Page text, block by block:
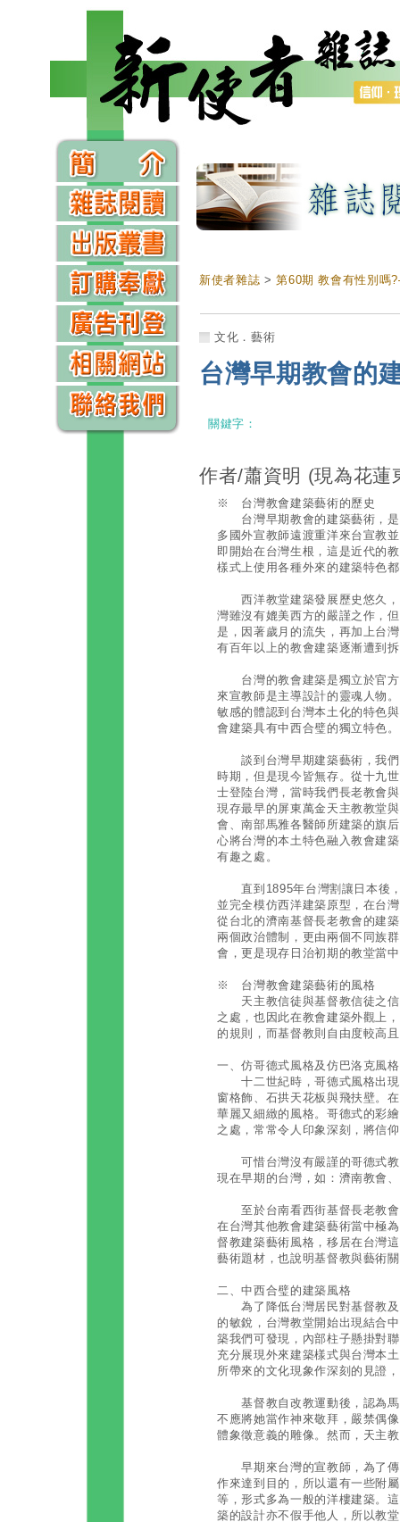
新使者雜誌 >第60期 教會有性別
文化．藝術
台灣早期教會的
關鍵字：
作者/蕭資明 (現為花蓮
※ 台灣教會建築藝術的歷史
台灣早期教會的建築藝術，是
多國外宣教師遠渡重洋來台宣教
即開始在台灣生根，這是近代的
樣式上使用各種外來的建築特色
西洋教堂建築發展歷史悠久，
灣雖沒有媲美西方的嚴謹之作，
是，因著歲月的流失，再加上台
有百年以上的教會建築逐漸遭到
台灣的教會建築是獨立於官方
來宣教師是主導設計的靈魂人物
敏感的體認到台灣本土化的特色
會建築具有中西合璧的獨立特色。
談到台灣早期建築藝術，我們
時期，但是現今皆無存。從十九
士登陸台灣，當時我們長老教會
現存最早的屏東萬金天主教教堂
會、南部馬雅各醫師所建築的旗
心將台灣的本土特色融入教會建
有趣之處。
直到1895年台灣割讓日本後，
並完全模仿西洋建築原型，在台
從台北的濟南基督長老教會的建
兩個政治體制，更由兩個不同族
會，更是現存日治初期的教堂當
※ 台灣教會建築藝術的風格
天主教信徒與基督教信徒之信
之處，也因此在教會建築外觀上
的規則，而基督教則自由度較高
一、仿哥德式風格及仿巴洛克風格
十二世紀時，哥德式風格出現
窗格飾、石拱天花板與飛扶壁。
華麗又細緻的風格。哥德式的彩
之處，常常令人印象深刻，將信
可惜台灣沒有嚴謹的哥德式教
現在早期的台灣，如：濟南教會
至於台南看西街基督長老教會
在台灣其他教會建築藝術當中極
督教建築藝術風格，移居在台灣
藝術題材，也說明基督教與藝術
二、中西合璧的建築風格
為了降低台灣居民對基督教及
的敏銳，台灣教堂開始出現結合
築我們可發現，內部柱子懸掛對
充分展現外來建築樣式與台灣本
所帶來的文化現象作深刻的見證
基督教自改教運動後，認為馬
不應將她當作神來敬拜，嚴禁偶
體象徵意義的雕像。然而，天主
早期來台灣的宣教師，為了傳
作來達到目的，所以還有一些附
等，形式多為一般的洋樓建築。
築的設計亦不假手他人，所以教